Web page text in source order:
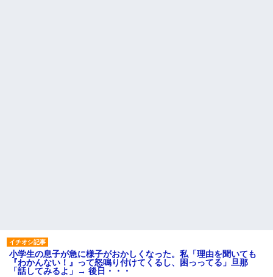
小学生の息子が急に様子がおかしくなった。私「理由を聞いても
『わかんない！』って怒鳴り付けてくるし、困っってる」旦那
「話してみるよ」→ 後日・・・